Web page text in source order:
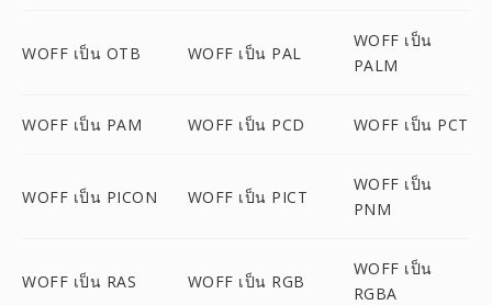
WOFF เป็น OTB WOFF เป็น PAL
WOFF เป็น
PALM
WOFF เป็น PAM WOFF เป็น PCD WOFF เป็น PCT
WOFF เป็น PICON WOFF เป็น PICT
WOFF เป็น
PNM
WOFF เป็น RAS WOFF เป็น RGB
WOFF เป็น
RGBA